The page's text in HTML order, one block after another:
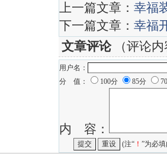
上一篇文章： 幸福
下一篇文章： 幸福
文章评论（评论内
用户名：
分 值：
100分 85分
内 容：
(注“ ！ ”为必